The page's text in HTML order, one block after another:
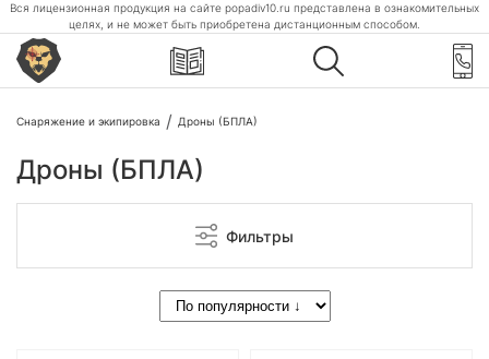
Вся лицензионная продукция на сайте popadiv10.ru представлена в ознакомительных
целях, и не может быть приобретена дистанционным способом.
Снаряжение и экипировка Дроны (БПЛА)
Дроны (БПЛА)
Фильтры